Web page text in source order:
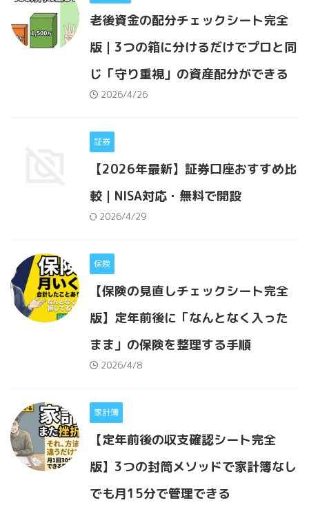
老後資金の配分チェックシート完全
版｜3つの箱に分けるだけでプロと同
じ「守り重視」の資産配分ができる
2026/4/26
証券
【2026年最新】証券口座おすすめ比
較｜NISA対応・無料で開設
2026/4/29
保険
【保険の見直しチェックシート完全
版】定年前後に「なんとなく入った
まま」の保険を整理する手順
2026/4/8
家計簿
【定年前後の収支確認シート完全
版】3つの封筒メソッドで家計簿なし
でも月15分で管理できる